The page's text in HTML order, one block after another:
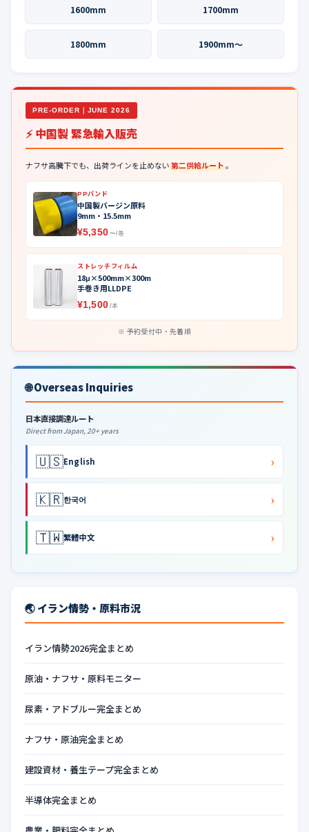
1600mm 1700mm
1800mm 1900mm〜
PRE-ORDER｜JUNE 2026
⚡ 中国製 緊急輸入販売
ナフサ高騰下でも、出荷ラインを止めない第二供給ルート。
PPバンド
中国製バージン原料
9mm・15.5mm
¥5,350 〜/巻
ストレッチフィルム
18μ×500mm×300m
手巻き用LLDPE
¥1,500 /本
予約受付中・先着順
🌐 Overseas Inquiries
日本直接調達ルート
Direct from Japan, 20+ years
🇺🇸English ›
🇰🇷한국어 ›
🇹🇼繁體中文 ›
🌏 イラン情勢・原料市況
イラン情勢2026完全まとめ
原油・ナフサ・原料モニター
尿素・アドブルー完全まとめ
ナフサ・原油完全まとめ
建設資材・養生テープ完全まとめ
半導体完全まとめ